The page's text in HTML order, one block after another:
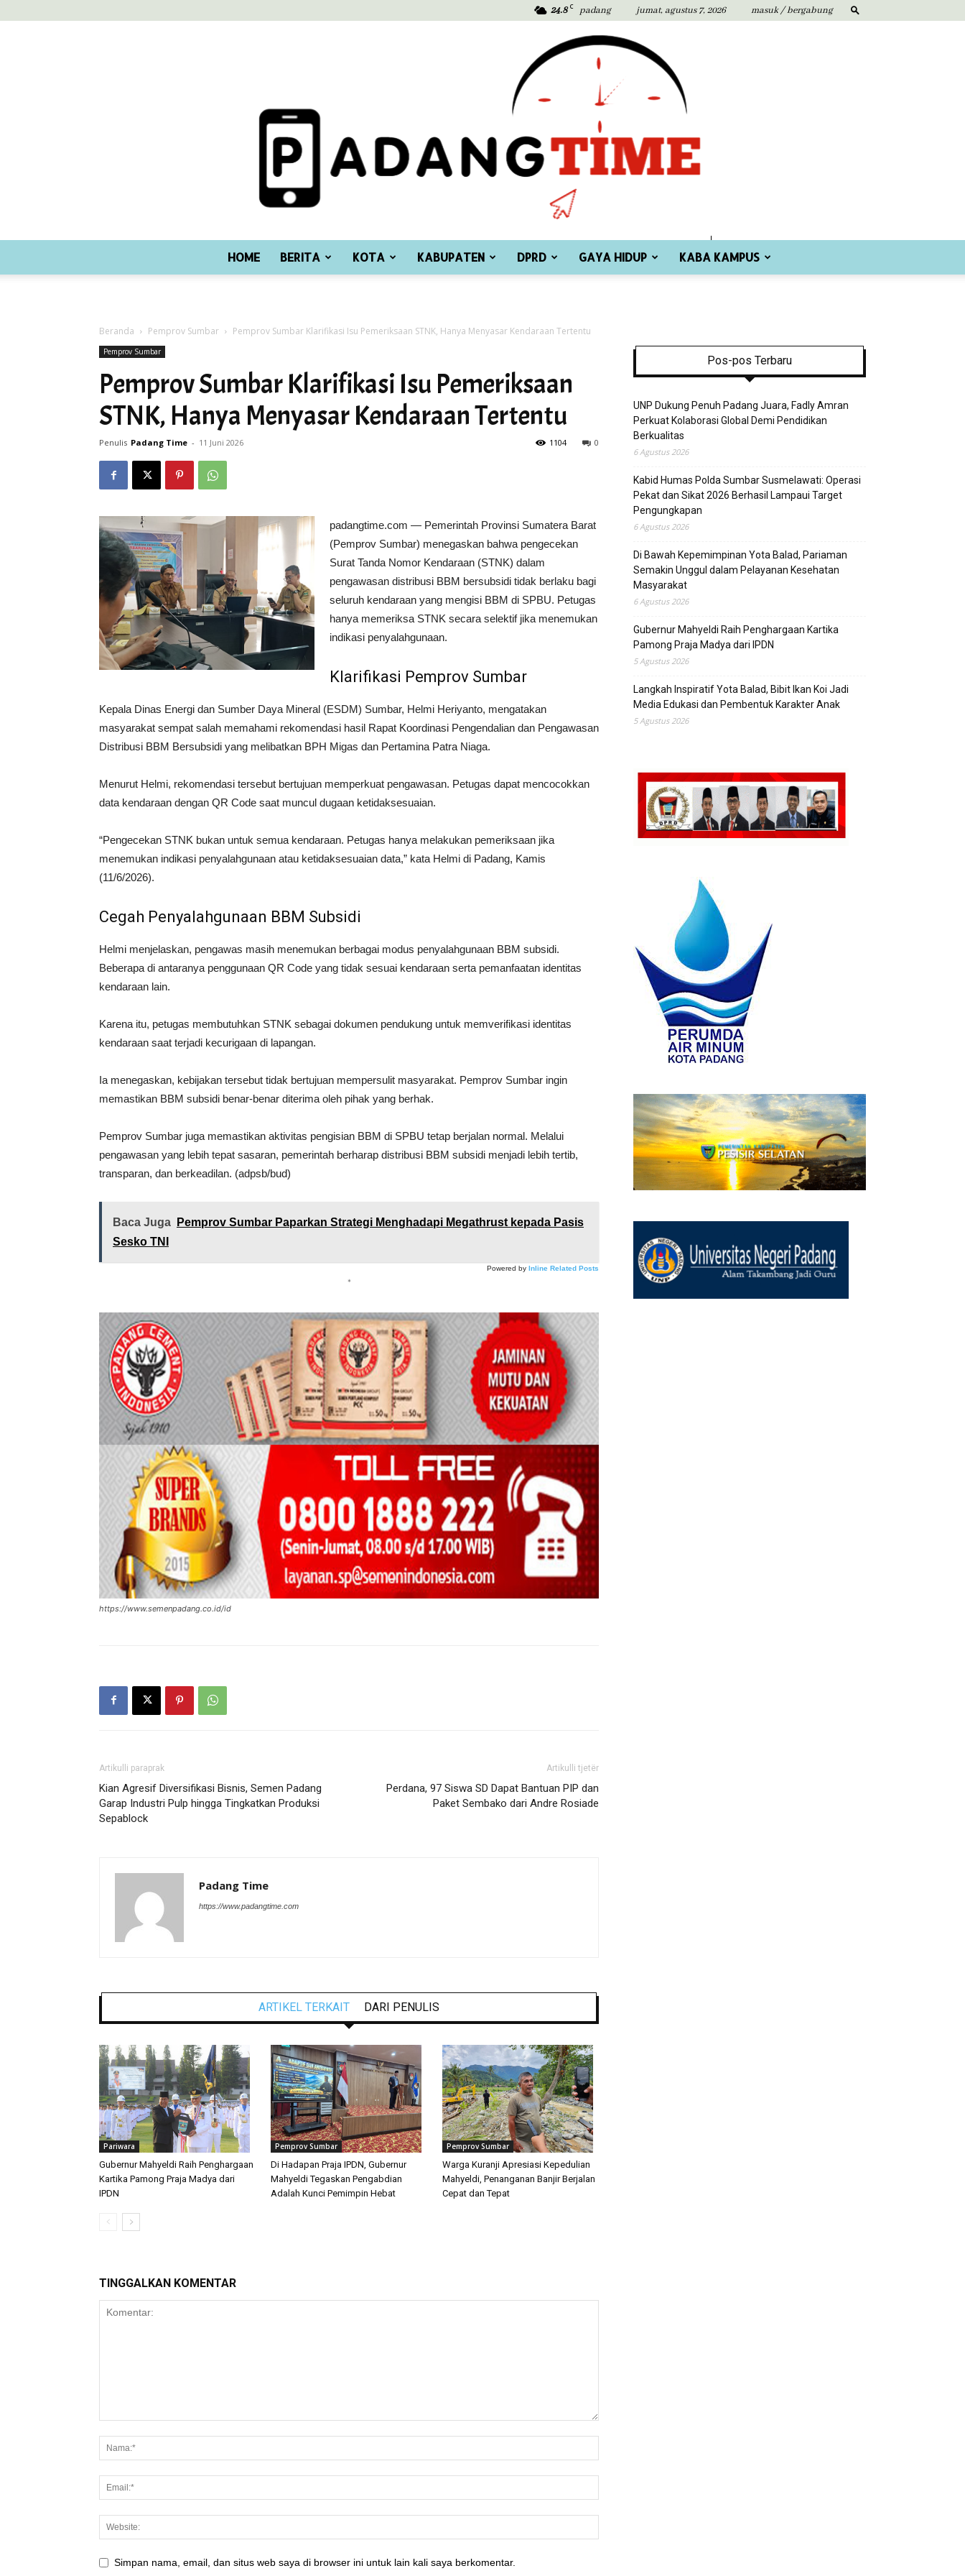
24.8 C padang jumat, agustus 7, 2026 masuk / bergabung
Time
HOME BERITA KOTA KABUPATEN DPRD GAYA HIDUP KABA KAMPUS
Beranda Pemprov Sumbar Pemprov Sumbar Klarifikasi Isu Pemeriksaan STNK, Hanya Menyasar Kendaraan Tertentu
Pemprov Sumbar
Pemprov Sumbar Klarifikasi Isu Pemeriksaan
STNK, Hanya Menyasar Kendaraan Tertentu
Penulis Padang Time - 11 Juni 2026 0
1104
padangtime.com — Pemerintah Provinsi Sumatera Barat
(Pemprov Sumbar) menegaskan bahwa pengecekan
Surat Tanda Nomor Kendaraan (STNK) dalam
pengawasan distribusi BBM bersubsidi tidak berlaku bagi
seluruh kendaraan yang mengisi BBM di SPBU. Petugas
hanya memeriksa STNK secara selektif jika menemukan
indikasi penyalahgunaan.
Klarifikasi Pemprov Sumbar
Kepala Dinas Energi dan Sumber Daya Mineral (ESDM) Sumbar, Helmi Heriyanto, mengatakan
masyarakat sempat salah memahami rekomendasi hasil Rapat Koordinasi Pengendalian dan Pengawasan
Distribusi BBM Bersubsidi yang melibatkan BPH Migas dan Pertamina Patra Niaga.
Menurut Helmi, rekomendasi tersebut bertujuan memperkuat pengawasan. Petugas dapat mencocokkan
data kendaraan dengan QR Code saat muncul dugaan ketidaksesuaian.
“Pengecekan STNK bukan untuk semua kendaraan. Petugas hanya melakukan pemeriksaan jika
menemukan indikasi penyalahgunaan atau ketidaksesuaian data,” kata Helmi di Padang, Kamis
(11/6/2026).
Cegah Penyalahgunaan BBM Subsidi
Helmi menjelaskan, pengawas masih menemukan berbagai modus penyalahgunaan BBM subsidi.
Beberapa di antaranya penggunaan QR Code yang tidak sesuai kendaraan serta pemanfaatan identitas
kendaraan lain.
Karena itu, petugas membutuhkan STNK sebagai dokumen pendukung untuk memverifikasi identitas
kendaraan saat terjadi kecurigaan di lapangan.
Ia menegaskan, kebijakan tersebut tidak bertujuan mempersulit masyarakat. Pemprov Sumbar ingin
memastikan BBM subsidi benar-benar diterima oleh pihak yang berhak.
Pemprov Sumbar juga memastikan aktivitas pengisian BBM di SPBU tetap berjalan normal. Melalui
pengawasan yang lebih tepat sasaran, pemerintah berharap distribusi BBM subsidi menjadi lebih tertib,
transparan, dan berkeadilan. (adpsb/bud)
Baca Juga
Pemprov Sumbar Paparkan Strategi Menghadapi Megathrust kepada Pasis
Sesko TNI
Powered by Inline Related Posts
*
https://www.semenpadang.co.id/id
Artikulli paraprak
Kian Agresif Diversifikasi Bisnis, Semen Padang
Garap Industri Pulp hingga Tingkatkan Produksi
Sepablock
Artikulli tjetër
Perdana, 97 Siswa SD Dapat Bantuan PIP dan
Paket Sembako dari Andre Rosiade
Padang Time
https://www.padangtime.com
ARTIKEL TERKAIT DARI PENULIS
Pariwara
Gubernur Mahyeldi Raih Penghargaan
Kartika Pamong Praja Madya dari
IPDN
Pemprov Sumbar
Di Hadapan Praja IPDN, Gubernur
Mahyeldi Tegaskan Pengabdian
Adalah Kunci Pemimpin Hebat
Pemprov Sumbar
Warga Kuranji Apresiasi Kepedulian
Mahyeldi, Penanganan Banjir Berjalan
Cepat dan Tepat
TINGGALKAN KOMENTAR
Simpan nama, email, dan situs web saya di browser ini untuk lain kali saya berkomentar.
Pos-pos Terbaru
UNP Dukung Penuh Padang Juara, Fadly Amran
Perkuat Kolaborasi Global Demi Pendidikan
Berkualitas
6 Agustus 2026
Kabid Humas Polda Sumbar Susmelawati: Operasi
Pekat dan Sikat 2026 Berhasil Lampaui Target
Pengungkapan
6 Agustus 2026
Di Bawah Kepemimpinan Yota Balad, Pariaman
Semakin Unggul dalam Pelayanan Kesehatan
Masyarakat
6 Agustus 2026
Gubernur Mahyeldi Raih Penghargaan Kartika
Pamong Praja Madya dari IPDN
5 Agustus 2026
Langkah Inspiratif Yota Balad, Bibit Ikan Koi Jadi
Media Edukasi dan Pembentuk Karakter Anak
5 Agustus 2026